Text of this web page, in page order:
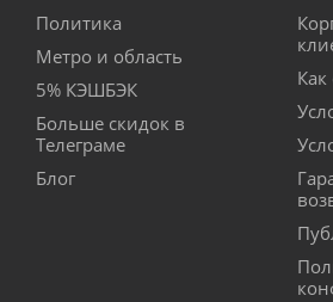
Политика
Метро и область
5% КЭШБЭК
Больше скидок в
Телеграме
Блог
Как